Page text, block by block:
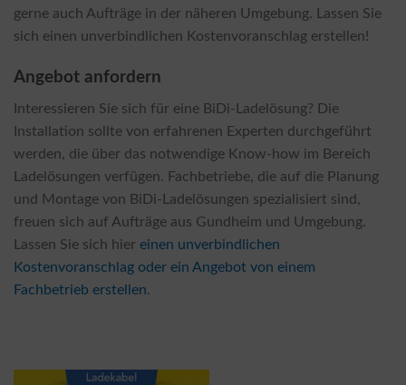
gerne auch Aufträge in der näheren Umgebung. Lassen Sie
sich einen unverbindlichen Kostenvoranschlag erstellen!
Angebot anfordern
Interessieren Sie sich für eine BiDi-Ladelösung? Die
Installation sollte von erfahrenen Experten durchgeführt
werden, die über das notwendige Know-how im Bereich
Ladelösungen verfügen. Fachbetriebe, die auf die Planung
und Montage von BiDi-Ladelösungen spezialisiert sind,
freuen sich auf Aufträge aus Gundheim und Umgebung.
Lassen Sie sich hier einen unverbindlichen
Kostenvoranschlag oder ein Angebot von einem
Fachbetrieb erstellen.